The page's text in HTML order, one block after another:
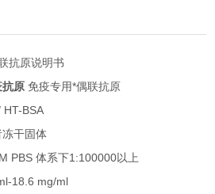
抗原说明书
抗原 免疫专用*偶联抗原
HT-BSA
干固体
PBS 体系下1:100000以上
18.6 mg/ml